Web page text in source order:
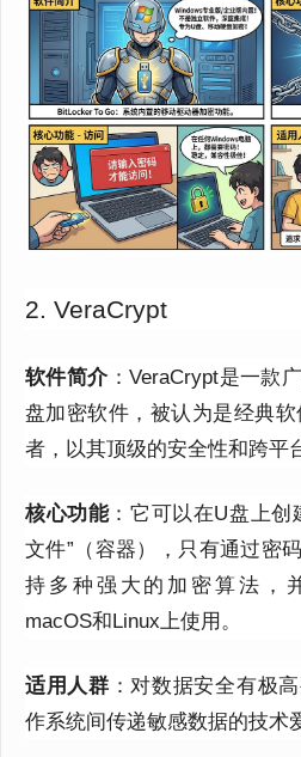
2. VeraCrypt
软件简介：VeraCrypt是一款
盘加密软件，被认为是经典
者，以其顶级的安全性和跨平
核心功能：它可以在U盘上创
文件”（容器），只有通过密
持多种强大的加密算法，
macOS和Linux上使用。
适用人群 ：对数据安全有极
作系统间传递敏感数据的技术